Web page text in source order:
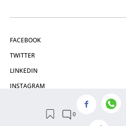
FACEBOOK
TWITTER
LINKEDIN
INSTAGRAM